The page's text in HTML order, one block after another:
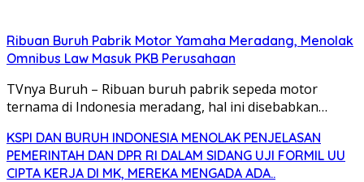
Ribuan Buruh Pabrik Motor Yamaha Meradang, Menolak
Omnibus Law Masuk PKB Perusahaan
TVnya Buruh – Ribuan buruh pabrik sepeda motor
ternama di Indonesia meradang, hal ini disebabkan…
KSPI DAN BURUH INDONESIA MENOLAK PENJELASAN
PEMERINTAH DAN DPR RI DALAM SIDANG UJI FORMIL UU
CIPTA KERJA DI MK, MEREKA MENGADA ADA..